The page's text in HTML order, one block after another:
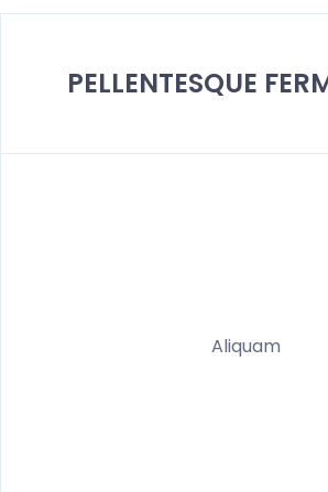
PELLENTESQUE
Aliquam